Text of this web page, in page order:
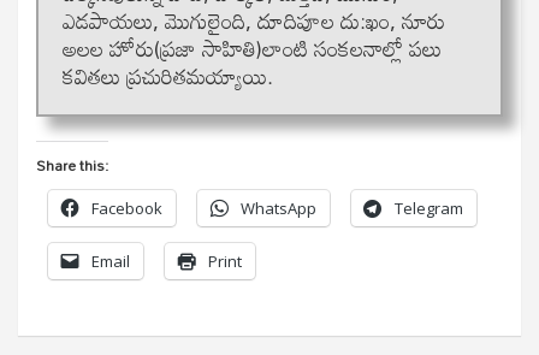
ఎడపాయలు, మొగులైంది, దూదిపూల దు:ఖం, నూరు
అలల హోరు(ప్రజా సాహితి)లాంటి సంకలనాల్లో పలు
కవితలు ప్రచురితమయ్యాయి.
Share this:
Facebook WhatsApp Telegram
Email Print